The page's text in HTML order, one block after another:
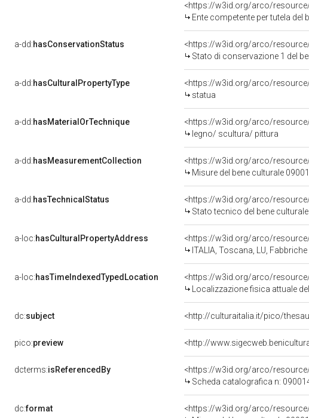
<https://w3id.org/arco/
Ente competente per tutela
a-dd:hasConservationStatus
<https://w3id.org/arco/
Stato di conservazione 1 del
a-dd:hasCulturalPropertyType
<https://w3id.org/arco/
statua
a-dd:hasMaterialOrTechnique
<https://w3id.org/arco/
legno/ scultura/ pittura
a-dd:hasMeasurementCollection
<https://w3id.org/arco/
Misure del bene culturale
a-dd:hasTechnicalStatus
<https://w3id.org/arco/
Stato tecnico del bene
a-loc:hasCulturalPropertyAddress
<https://w3id.org/arco/
ITALIA, Toscana, LU,
a-loc:hasTimeIndexedTypedLocation
<https://w3id.org/arco/
Localizzazione fisica attuale
dc:subject <http://culturaitalia.it/pico/
pico:preview <http://
dcterms:isReferencedBy
<https://w3id.org/arco/
Scheda catalografica n:
dc:format
<https://w3id.org/arco/